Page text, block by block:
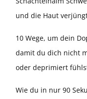
und die Haut
10 Wege, um dein
damit du dich nicht
oder deprimiert
Wie du in nur 90